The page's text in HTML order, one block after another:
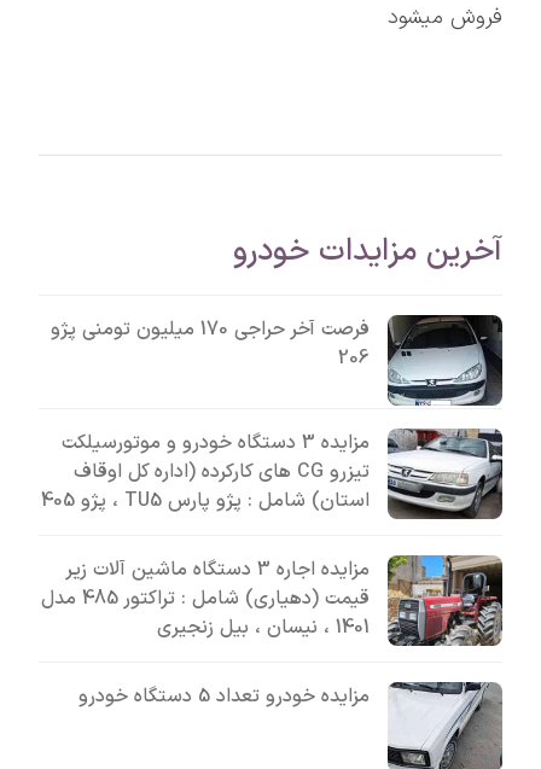
فروش میشود
آخرین مزایدات خودرو
فرصت آخر حراجی 170 میلیون تومنی پژو
206
مزایده 3 دستگاه خودرو و موتورسیلکت
تیزرو CG های کارکرده (اداره کل اوقاف
استان) شامل : پژو پارس TU5 ، پژو 405
مزایده اجاره 3 دستگاه ماشین آلات زیر
قیمت (دهیاری) شامل : تراکتور 485 مدل
1401 ، نیسان ، بیل زنجیری
مزایده خودرو تعداد 5 دستگاه خودرو